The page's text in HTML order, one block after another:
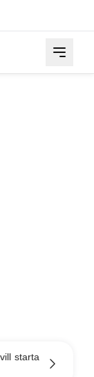
starta